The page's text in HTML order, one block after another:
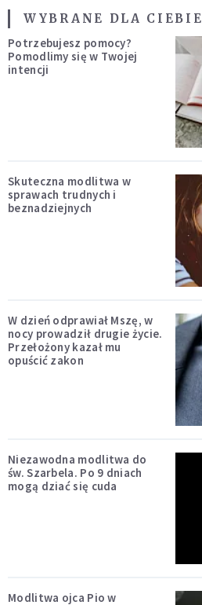
WYBRANE DLA CIEBIE
Potrzebujesz pomocy?
Pomodlimy się w Twojej
intencji
Skuteczna modlitwa w
sprawach trudnych i
beznadziejnych
W dzień odprawiał Mszę, w
nocy prowadził drugie życie.
Przełożony kazał mu
opuścić zakon
Niezawodna modlitwa do
św. Szarbela. Po 9 dniach
mogą dziać się cuda
Modlitwa ojca Pio w